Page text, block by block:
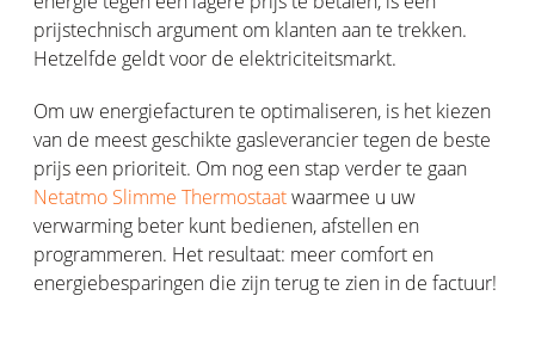
prijstechnisch argument om klanten aan te trekken.
Hetzelfde geldt voor de elektriciteitsmarkt.
Om uw energiefacturen te optimaliseren, is het kiezen
van de meest geschikte gasleverancier tegen de beste
prijs een prioriteit. Om nog een stap verder te gaan
Netatmo Slimme Thermostaatwaarmee u uw
verwarming beter kunt bedienen, afstellen en
programmeren. Het resultaat: meer comfort en
energiebesparingen die zijn terug te zien in de factuur!